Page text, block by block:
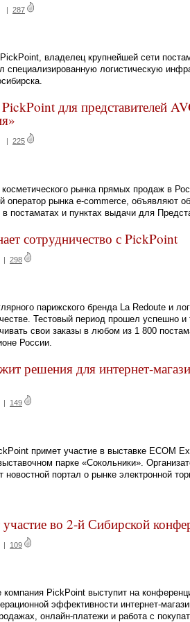
| 287
владелец крупнейшей сети
специализированную логистическую
для представителей
| 225
рынка прямых продаж в
оператор рынка e-commerce, объявляют
в постаматах и пунктах выдачи для
сотрудничество с PickPoint
| 298
парижского бренда La Redoute и
Тестовый период прошел успешно и
свои заказы в любом из 1 800
России.
решения для интернет-
| 149
примет участие в выставке ECOM
парке «Сокольники».
новостной портал о рынке электронной
во 2-й Сибирской
| 109
компания PickPoint выступит на
эффективности интернет-
онлайн-платежи и работа с